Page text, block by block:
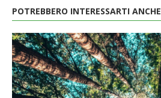
POTREBBERO INTERESSARTI ANCHE